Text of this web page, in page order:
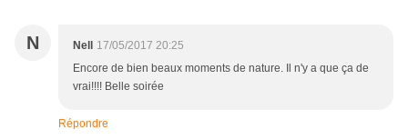
N Nell
17/05/2017 20:25
Encore de bien beaux moments de nature. Il n'y a que ça de
vrai!!!! Belle soirée
Répondre